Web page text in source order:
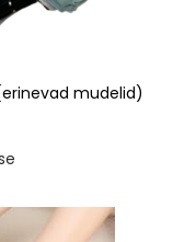
mudelid)